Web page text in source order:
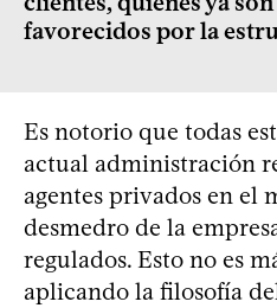
favorecidos por la
Es notorio que todas
actual administración
agentes privados en el
desmedro de la
regulados. Esto no es
aplicando la filosofía